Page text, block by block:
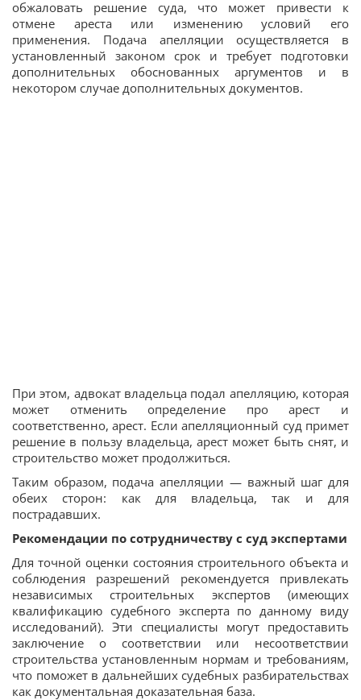
обжаловать решение суда, что может привести к
отмене ареста или изменению условий его
применения. Подача апелляции осуществляется в
установленный законом срок и требует подготовки
дополнительных обоснованных аргументов и в
некотором случае дополнительных документов.
При этом, адвокат владельца подал апелляцию, которая
может отменить определение про арест и
соответственно, арест. Если апелляционный суд примет
решение в пользу владельца, арест может быть снят, и
строительство может продолжиться.
Таким образом, подача апелляции — важный шаг для
обеих сторон: как для владельца, так и для
пострадавших.
Рекомендации по сотрудничеству с суд экспертами
Для точной оценки состояния строительного объекта и
соблюдения разрешений рекомендуется привлекать
независимых строительных экспертов (имеющих
квалификацию судебного эксперта по данному виду
исследований). Эти специалисты могут предоставить
заключение о соответствии или несоответствии
строительства установленным нормам и требованиям,
что поможет в дальнейших судебных разбирательствах
как документальная доказательная база.